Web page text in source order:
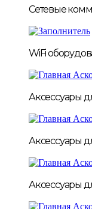
Сетевые
WiFi
Аксессуары
Аксессуары
Аксессуары